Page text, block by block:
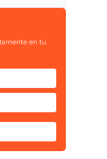
en tu